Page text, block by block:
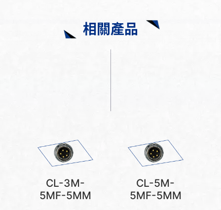
相關產品
CL-3M-
5MF-5MM
CL-5M-
5MF-5MM